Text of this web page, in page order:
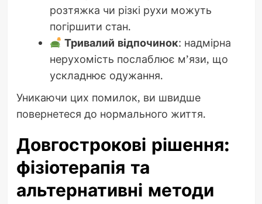
розтяжка чи різкі рухи можуть
погіршити стан.
Тривалий відпочинок: надмірна
нерухомість послаблює м’язи, що
ускладнює одужання.
Уникаючи цих помилок, ви швидше
повернетеся до нормального життя.
Довгострокові рішення:
фізіотерапія та
альтернативні методи